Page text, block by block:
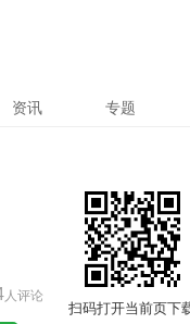
资讯 专题
人评论
扫码打开当前页下